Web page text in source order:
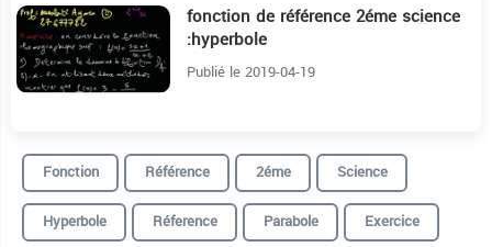
12:4 fonction de référence 2éme science
:hyperbole
Publié le 2019-04-19
Fonction Référence 2éme
Science
Hyperbole
Réference Parabole
Exercice